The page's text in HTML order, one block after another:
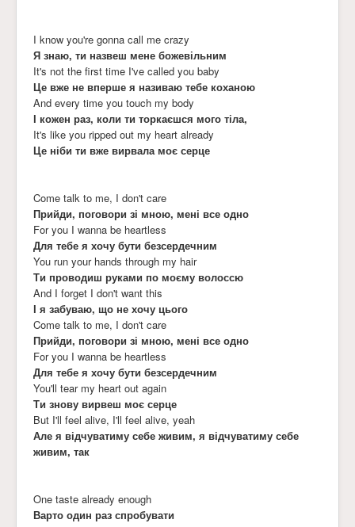
I know you're gonna call me crazy
Я знаю, ти назвеш мене божевільним
It's not the first time I've called you baby
Це вже не вперше я називаю тебе коханою
And every time you touch my body
І кожен раз, коли ти торкаєшся мого тіла,
It's like you ripped out my heart already
Це ніби ти вже вирвала моє серце
Come talk to me, I don't care
Прийди, поговори зі мною, мені все одно
For you I wanna be heartless
Для тебе я хочу бути безсердечним
You run your hands through my hair
Ти проводиш руками по моєму волоссю
And I forget I don't want this
І я забуваю, що не хочу цього
Come talk to me, I don't care
Прийди, поговори зі мною, мені все одно
For you I wanna be heartless
Для тебе я хочу бути безсердечним
You'll tear my heart out again
Ти знову вирвеш моє серце
But I'll feel alive, I'll feel alive, yeah
Але я відчуватиму себе живим, я відчуватиму себе
живим, так
One taste already enough
Варто один раз спробувати